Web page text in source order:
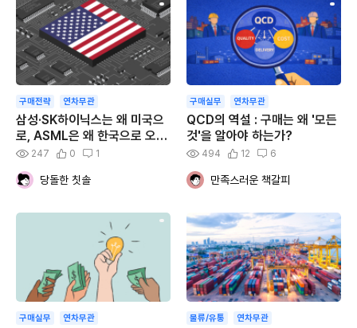
구매전략 연차무관
삼성·SK하이닉스는 왜 미국으
로, ASML은 왜 한국으로 오는
가 247 0 1
당돌한 칫솔
구매실무 연차무관
QCD의 역설 : 구매는 왜 '모든
것'을 알아야 하는가?
494 12 6
만족스러운 책갈피
구매실무 연차무관 물류/유통 연차무관